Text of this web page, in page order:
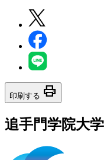
印刷する print
追手門学院大学